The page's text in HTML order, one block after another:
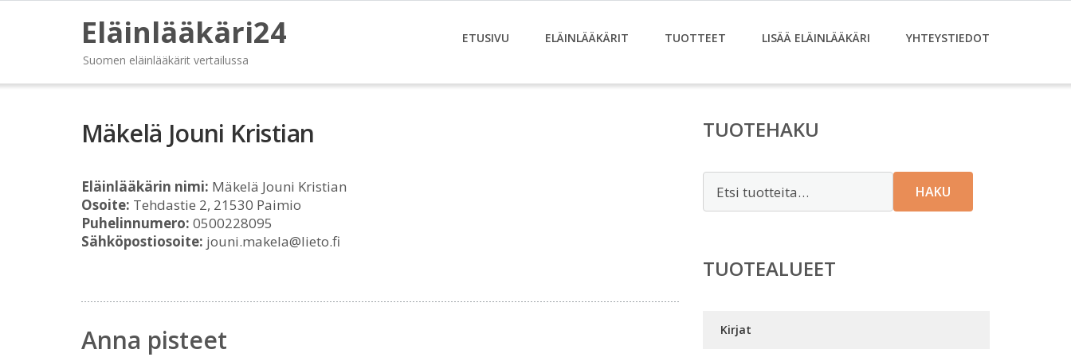
Eläinlääkäri24
Suomen eläinlääkärit vertailussa
ETUSIVU ELÄINLÄÄKÄRIT TUOTTEET LISÄÄ ELÄINLÄÄKÄRI YHTEYSTIEDOT
Mäkelä Jouni Kristian
Eläinlääkärin nimi: Mäkelä Jouni Kristian
Osoite: Tehdastie 2, 21530 Paimio
Puhelinnumero: 0500228095
Sähköpostiosoite: jouni.makela@lieto.fi
Anna pisteet
TUOTEHAKU
HAKU
TUOTEALUEET
Kirjat